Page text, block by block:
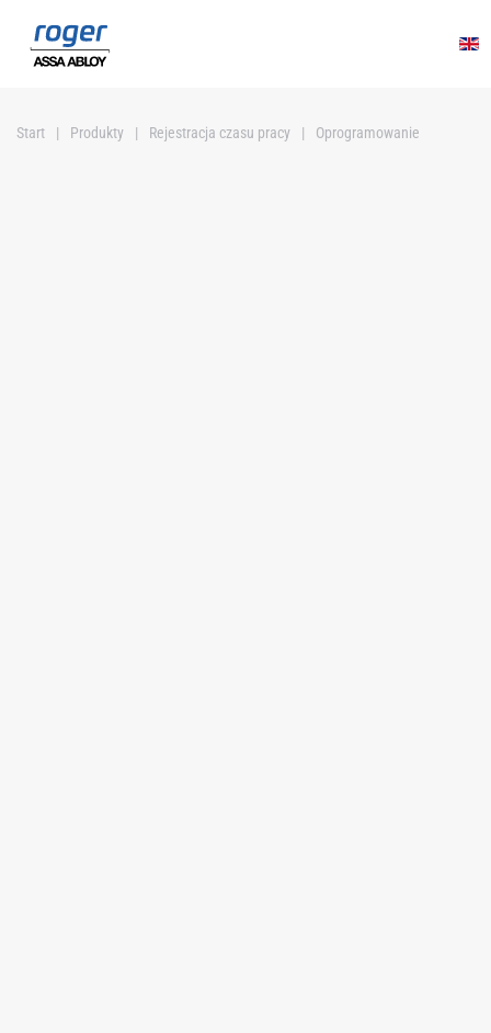
Przejdź do głównej treści
Start Produkty Rejestracja czasu pracy Oprogramowanie